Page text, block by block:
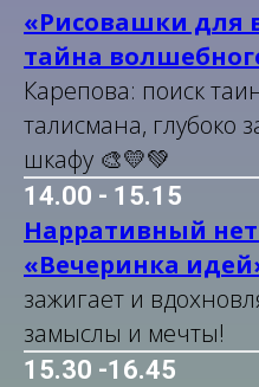
«Рисовашки для
тайна
Карепова: поиск
талисмана, глубоко
шкафу 🎨💛💚
14.00 - 15.15
Нарративный
«Вечеринка
зажигает и
замыслы и мечты!
15.30 -16.45